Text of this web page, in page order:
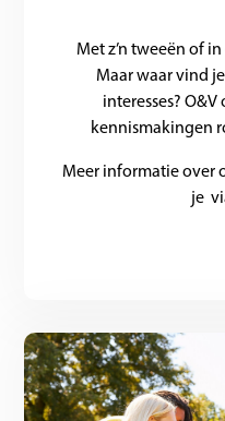
Met z’n tweeën of
Maar waar vind
interesses?
kennismakingen
Meer informatie over
je